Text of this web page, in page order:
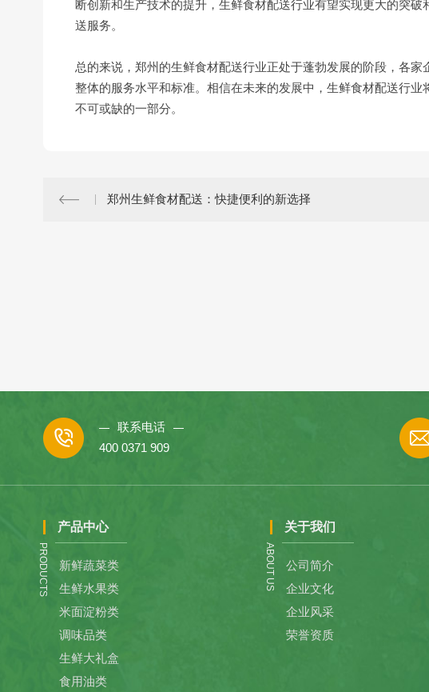
断创新和生产技术的提升，生鲜食材配送行业有望实现更大的突
送服务。
总的来说，郑州的生鲜食材配送行业正处于蓬勃发展的阶段，各
整体的服务水平和标准。相信在未来的发展中，生鲜食材配送行
不可或缺的一部分。
郑州生鲜食材配送：快捷便利的新选择
联系电话
400 0371 909
产品中心
PRODUCTS
新鲜蔬菜类
生鲜水果类
米面淀粉类
调味品类
生鲜大礼盒
食用油类
关于我们
ABOUT US
公司简介
企业文化
企业风采
荣誉资质